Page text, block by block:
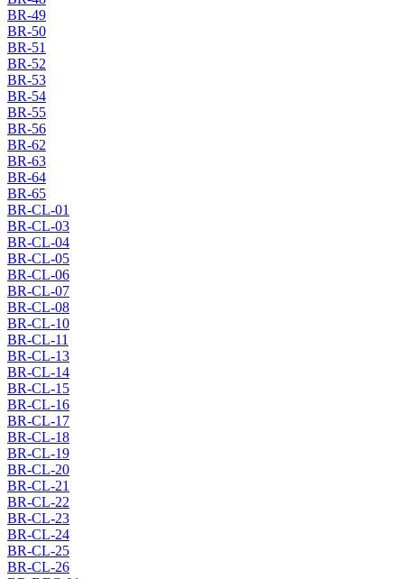
BR-49
BR-50
BR-51
BR-52
BR-53
BR-54
BR-55
BR-56
BR-62
BR-63
BR-64
BR-65
BR-CL-01
BR-CL-03
BR-CL-04
BR-CL-05
BR-CL-06
BR-CL-07
BR-CL-08
BR-CL-10
BR-CL-11
BR-CL-13
BR-CL-14
BR-CL-15
BR-CL-16
BR-CL-17
BR-CL-18
BR-CL-19
BR-CL-20
BR-CL-21
BR-CL-22
BR-CL-23
BR-CL-24
BR-CL-25
BR-CL-26